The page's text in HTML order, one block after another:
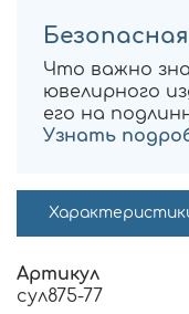
Что важно
ювелирного
его на
Узнать
Артикул
сул875-77